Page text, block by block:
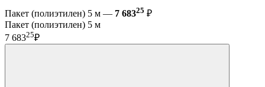
Пакет (полиэтилен) 5 м — 7 68325 ₽
Пакет (полиэтилен) 5 м
7 68325₽